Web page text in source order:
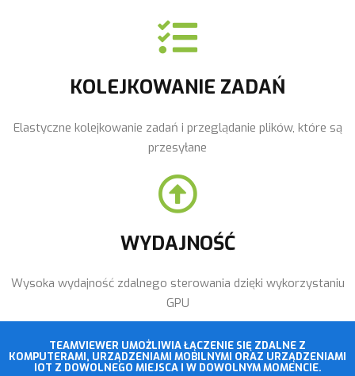
KOLEJKOWANIE ZADAŃ
Elastyczne kolejkowanie zadań i przeglądanie plików, które są
przesyłane
WYDAJNOŚĆ
Wysoka wydajność zdalnego sterowania dzięki wykorzystaniu
GPU
TEAMVIEWER UMOŻLIWIA ŁĄCZENIE SIĘ ZDALNE Z
KOMPUTERAMI, URZĄDZENIAMI MOBILNYMI ORAZ URZĄDZENIAMI
IOT Z DOWOLNEGO MIEJSCA I W DOWOLNYM MOMENCIE.